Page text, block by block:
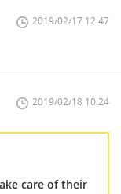
2019/02/17 12:47
2019/02/18 10:24
care of their